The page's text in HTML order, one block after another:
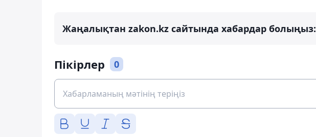
Жаңалықтан zakon.kz сайтында хабардар болыңыз:
Пікірлер 0